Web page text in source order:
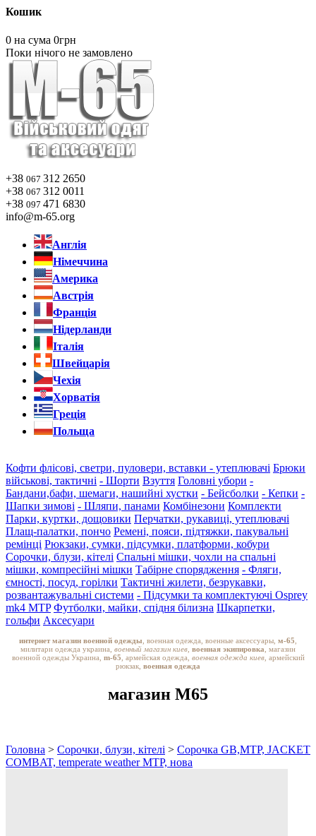
Кошик
0 на сума 0грн
Поки нічого не замовлено
+38 067 312 2650
+38 067 312 0011
+38 097 471 6830
info@m-65.org
Англія
Німеччина
Америка
Австрія
Франція
Нідерланди
Італія
Швейцарія
Чехія
Хорватія
Греція
Польща
Кофти флісові, светри, пуловери, вставки - утеплювачі Брюки
військові, тактичні - Шорти Взуття Головні убори -
Бандани,бафи, шемаги, нашийні хустки - Бейсболки - Кепки -
Шапки зимові - Шляпи, панами Комбінезони Комплекти
Парки, куртки, дощовики Перчатки, рукавиці, утеплювачі
Плащ-палатки, пончо Ремені, пояси, підтяжки, пакувальні
ремінці Рюкзаки, сумки, підсумки, платформи, кобури
Сорочки, блузи, кітелі Спальні мішки, чохли на спальні
мішки, компресійні мішки Табірне спорядження - Фляги,
ємності, посуд, горілки Тактичні жилети, безрукавки,
розвантажувальні системи - Підсумки та комплектуючі Osprey
mk4 MTP Футболки, майки, спідня білизна Шкарпетки,
гольфи Аксесуари
интернет магазин военной одежды , военная одежда, военные аксессуары, м-65
милитари одежда украина, военный магазин киев, военная экипировка , магазин
военной одежды Украина, m-65 , армейская одежда, военная одежда киев, армейский
рюкзак, военная одежда
магазин M65
Головна > Сорочки, блузи, кітелі > Сорочка GB,MTP, JACKET
COMBAT, temperate weather MTP, нова